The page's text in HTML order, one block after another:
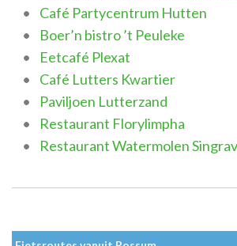
Café Partycentrum Hutten
Boer’n bistro ’t Peuleke
Eetcafé Plexat
Café Lutters Kwartier
Paviljoen Lutterzand
Restaurant Florylimpha
Restaurant Watermolen